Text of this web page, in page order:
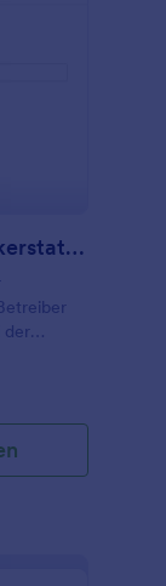
Verkaufsautomaten Rückerstattungsformular